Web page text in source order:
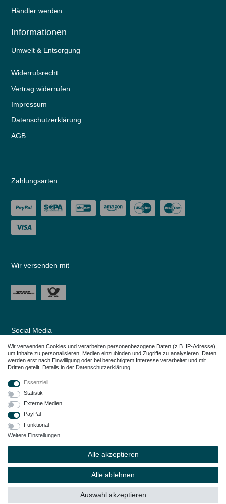
Händler werden
Informationen
Umwelt & Entsorgung
Widerrufs­recht
Vertrag widerrufen
Impressum
Daten­schutz­erklärung
AGB
Zahlungsarten
Wir versenden mit
Social Media
Warenzeichen Ihrer Eigentümer.
© Copyright 2026 – Dauerkauer | Alle Rechte vorbehalten.
Wir verwenden Cookies und verarbeiten personenbezogene Daten (z.B. IP-Adresse),
um Inhalte zu personalisieren, Medien einzubinden und Zugriffe zu analysieren. Daten
werden erst nach Einwilligung oder bei berechtigtem Interesse verarbeitet und mit
Dritten geteilt. Details in der Daten­schutz­erklärung
Essenziell
Statistik
Externe Medien
PayPal
Funktional
Weitere Einstellungen
Alle akzeptieren
Alle ablehnen
Auswahl akzeptieren